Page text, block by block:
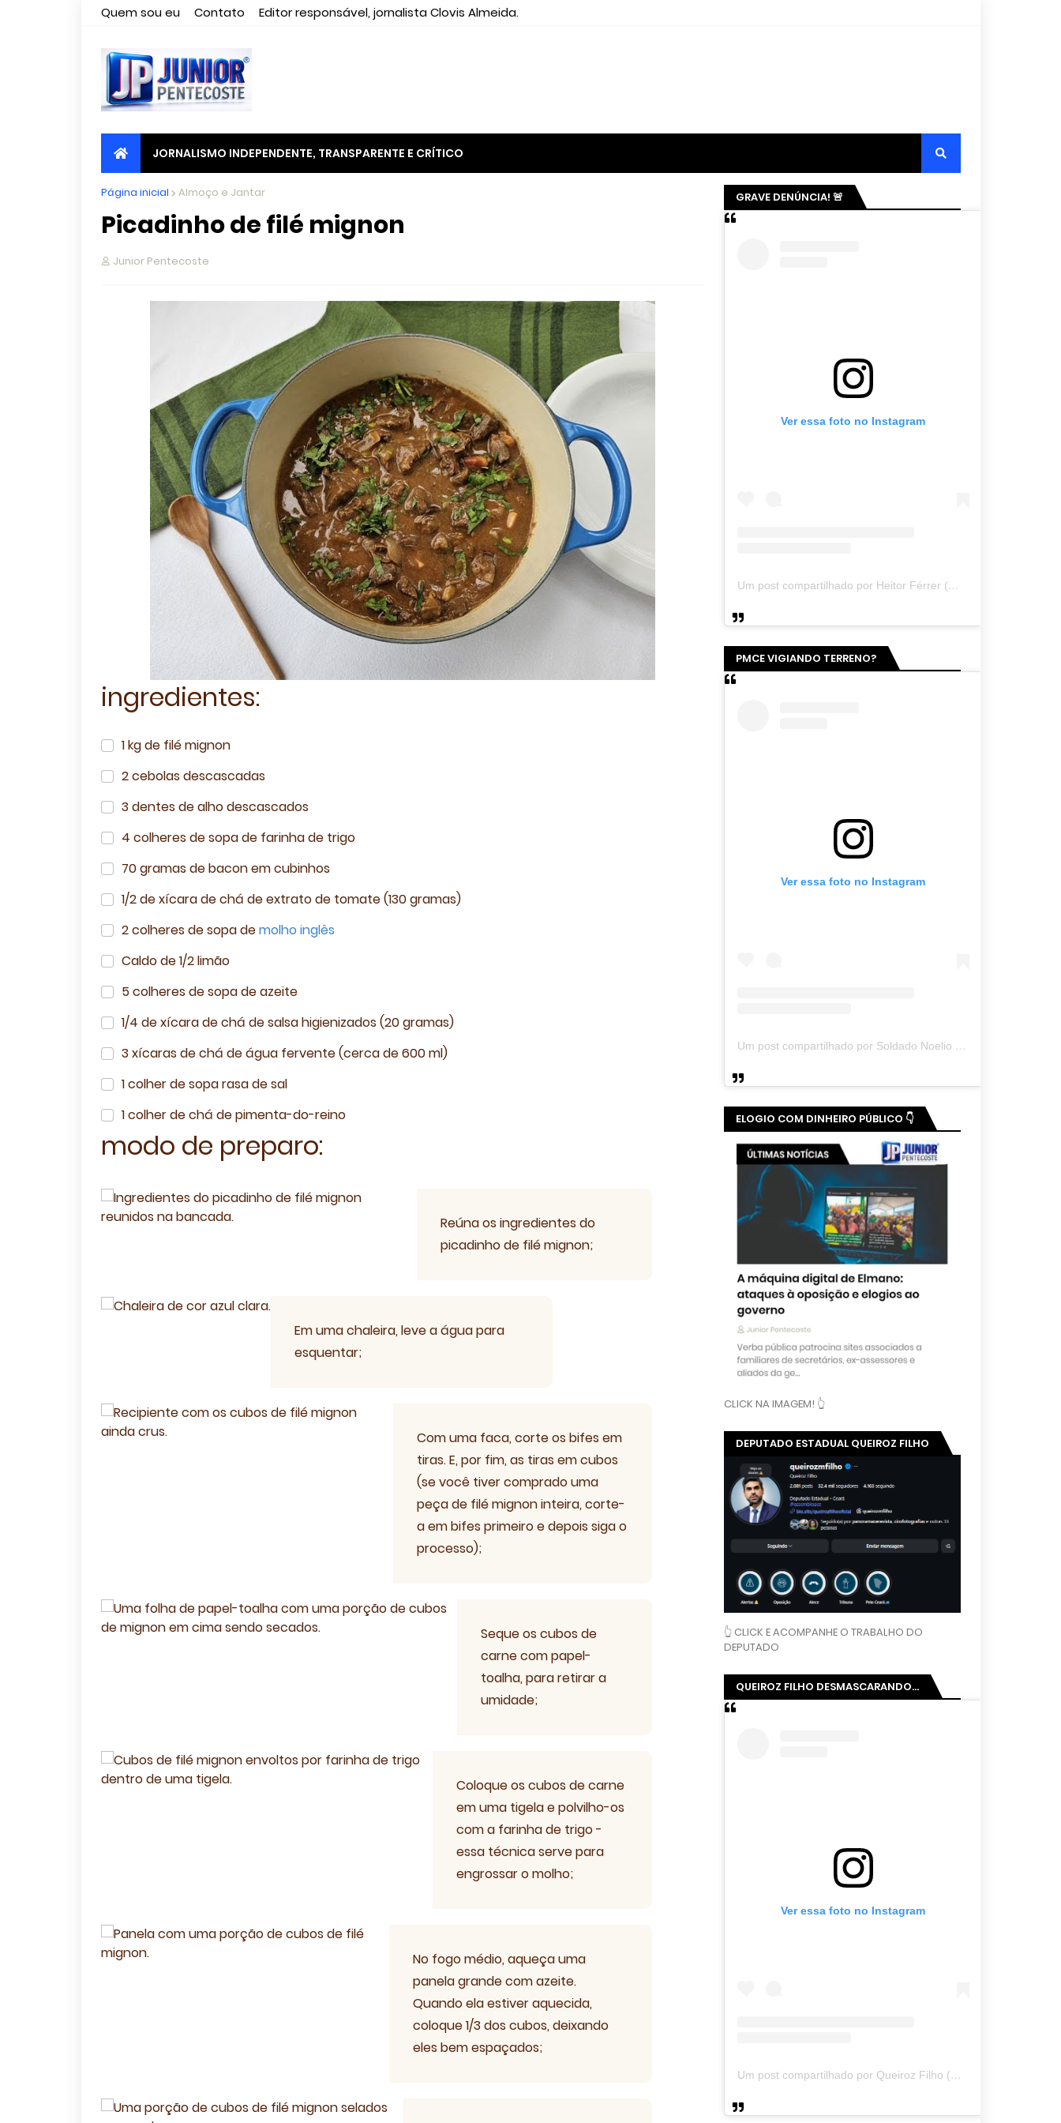
Quem sou eu Contato Editor responsável, jornalista Clovis Almeida.
JORNALISMO INDEPENDENTE, TRANSPARENTE E CRÍTICO
Página inicial Almoço e Jantar
Picadinho de filé mignon
Junior Pentecoste
ingredientes:
1 kg de filé mignon
2 cebolas descascadas
3 dentes de alho descascados
4 colheres de sopa de farinha de trigo
70 gramas de bacon em cubinhos
1/2 de xícara de chá de extrato de tomate (130 gramas)
2 colheres de sopa demolho inglês
Caldo de 1/2 limão
5 colheres de sopa de azeite
1/4 de xícara de chá de salsa higienizados (20 gramas)
3 xícaras de chá de água fervente (cerca de 600 ml)
1 colher de sopa rasa de sal
1 colher de chá de pimenta-do-reino
modo de preparo:
Reúna os ingredientes do
picadinho de filé mignon;
Em uma chaleira, leve a água para
esquentar;
Com uma faca, corte os bifes em
tiras. E, por fim, as tiras em cubos
(se você tiver comprado uma
peça de filé mignon inteira, corte-
a em bifes primeiro e depois siga o
processo);
Seque os cubos de
carne com papel-
toalha, para retirar a
umidade;
Coloque os cubos de carne
em uma tigela e polvilho-os
com a farinha de trigo -
essa técnica serve para
engrossar o molho;
No fogo médio, aqueça uma
panela grande com azeite.
Quando ela estiver aquecida,
coloque 1/3 dos cubos, deixando
eles bem espaçados;
GRAVE DENÚNCIA! 🚨
Ver essa foto no Instagram
Um post compartilhado por Heitor Férrer (@heitor_ferrer77)
PMCE VIGIANDO TERRENO?
Ver essa foto no Instagram
Um post compartilhado por Soldado Noelio (@soldadonoelio)
ELOGIO COM DINHEIRO PÚBLICO 👇
CLICK NA IMAGEM! 👆
DEPUTADO ESTADUAL QUEIROZ FILHO
👆 CLICK E ACOMPANHE O TRABALHO DO
DEPUTADO
QUEIROZ FILHO DESMASCARANDO...
Ver essa foto no Instagram
Um post compartilhado por Queiroz Filho (@queirozmfilho)